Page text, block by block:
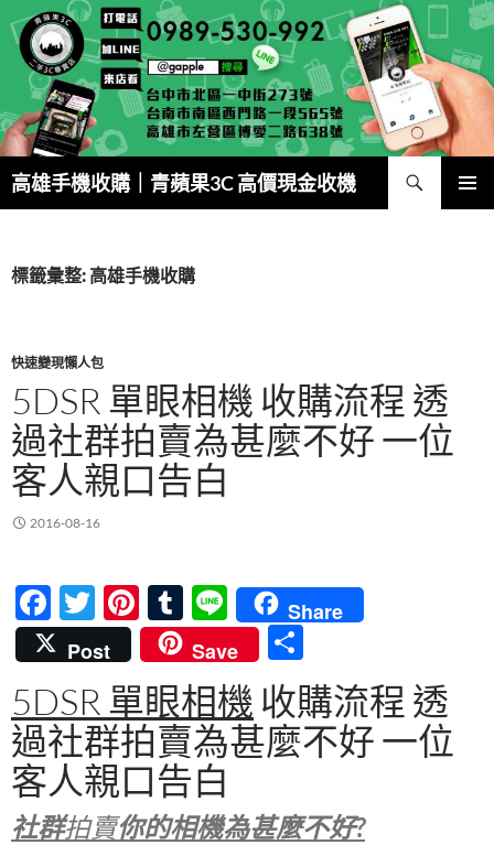
至
內
容
高雄手機收購｜青蘋果3C 高價現金收機
搜
尋
標籤彙整: 高雄手機收購
快速變現懶人包
5DSR 單眼相機 收購流程 透
過社群拍賣為甚麼不好 一位
客人親口告白
2016-08-16
F
ac
e
b
o
o
k
T
w
itt
er
Pi
nt
er
es
t
T
u
m
bl
r
Li
n
e
Share
Post
Save
享
5DSR 單眼相機 收購流程 透
過社群拍賣為甚麼不好 一位
客人親口告白
社群拍賣你的相機為甚麼不好?